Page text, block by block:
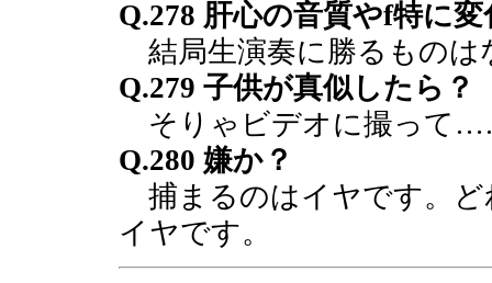
Q.278 肝心の音質やf特に
結局生演奏に勝るものは
Q.279 子供が真似したら？
そりゃビデオに撮って
Q.280 嫌か？
捕まるのはイヤです。ど
イヤです。